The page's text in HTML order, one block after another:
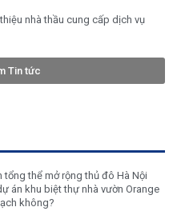
nhà thầu cung cấp dịch vụ
Tin tức
thể mở rộng thủ đô Hà Nội
án khu biệt thự nhà vườn Orange
không?